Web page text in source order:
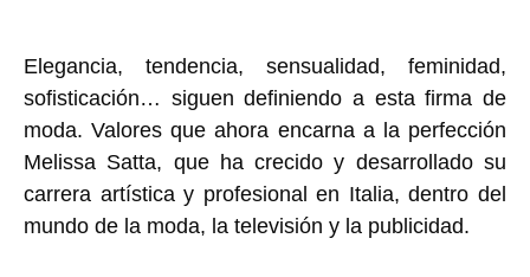
Elegancia, tendencia, sensualidad, feminidad,
sofisticación… siguen definiendo a esta firma de
moda. Valores que ahora encarna a la perfección
Melissa Satta, que ha crecido y desarrollado su
carrera artística y profesional en Italia, dentro del
mundo de la moda, la televisión y la publicidad.